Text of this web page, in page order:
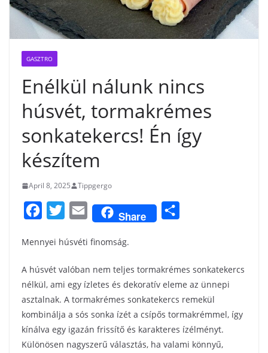
GASZTRO
Enélkül nálunk nincs
húsvét, tormakrémes
sonkatekercs! Én így
készítem
April 8, 2025 Tippgergo
c
e
b
o
o
k
i
t
t
e
r
E
a
i
l
Share
r
e
Mennyei húsvéti finomság.
A húsvét valóban nem teljes tormakrémes sonkatekercs
nélkül, ami egy ízletes és dekoratív eleme az ünnepi
asztalnak. A tormakrémes sonkatekercs remekül
kombinálja a sós sonka ízét a csípős tormakrémmel, így
kínálva egy igazán frissítő és karakteres ízélményt.
Különösen nagyszerű választás, ha valami könnyű,